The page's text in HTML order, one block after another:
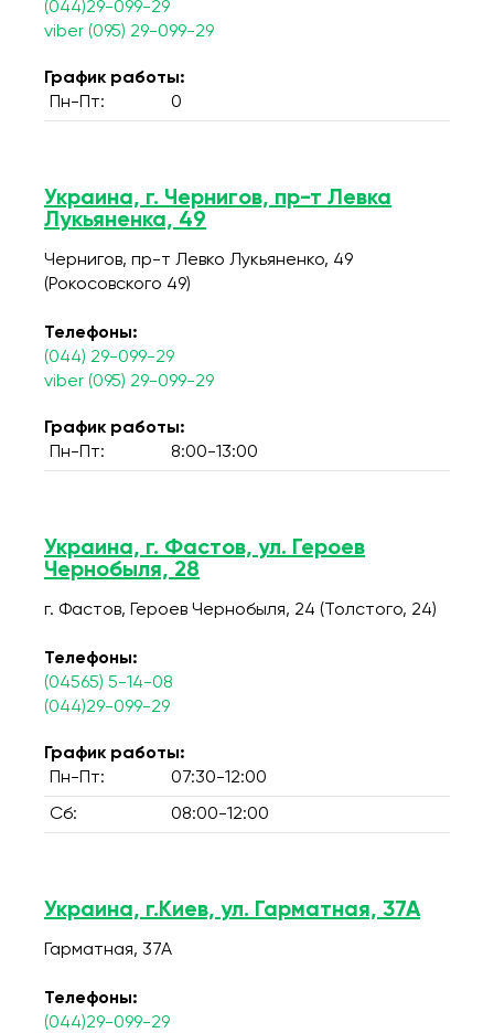
(044)29-099-29
viber (095) 29-099-29
График работы:
Пн-Пт:
0
Украина, г. Чернигов, пр-т Левка
Лукьяненка, 49
Чернигов, пр-т Левко Лукьяненко, 49
(Рокосовского 49)
Телефоны:
(044) 29-099-29
viber (095) 29-099-29
График работы:
Пн-Пт:
8:00-13:00
Украина, г. Фастов, ул. Героев
Чернобыля, 28
г. Фастов, Героев Чернобыля, 24 (Толстого, 24)
Телефоны:
(04565) 5-14-08
(044)29-099-29
График работы:
Пн-Пт:
07:30-12:00
Сб: 08:00-12:00
Украина, г.Киев, ул. Гарматная, 37А
Гарматная, 37А
Телефоны:
(044)29-099-29